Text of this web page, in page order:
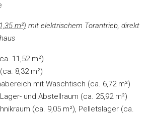
m²) mit elektrischem Torantrieb, direkt
11,52 m²)
(ca. 8,32 m²)
mit Waschtisch (ca. 6,72 m²)
und Abstellraum (ca. 25,92 m²)
(ca. 9,05 m²), Pelletslager (ca.